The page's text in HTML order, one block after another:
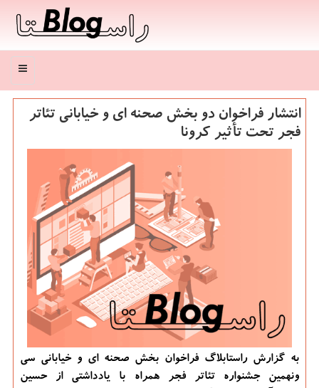
منو
انتشار فراخوان دو بخش صحنه ای و خیابانی تئاتر
فجر تحت تأثیر كرونا
به گزارش راستابلاگ فراخوان بخش صحنه ای و خیابانی سی
ونهمین جشنواره تئاتر فجر همراه با یادداشتی از حسین